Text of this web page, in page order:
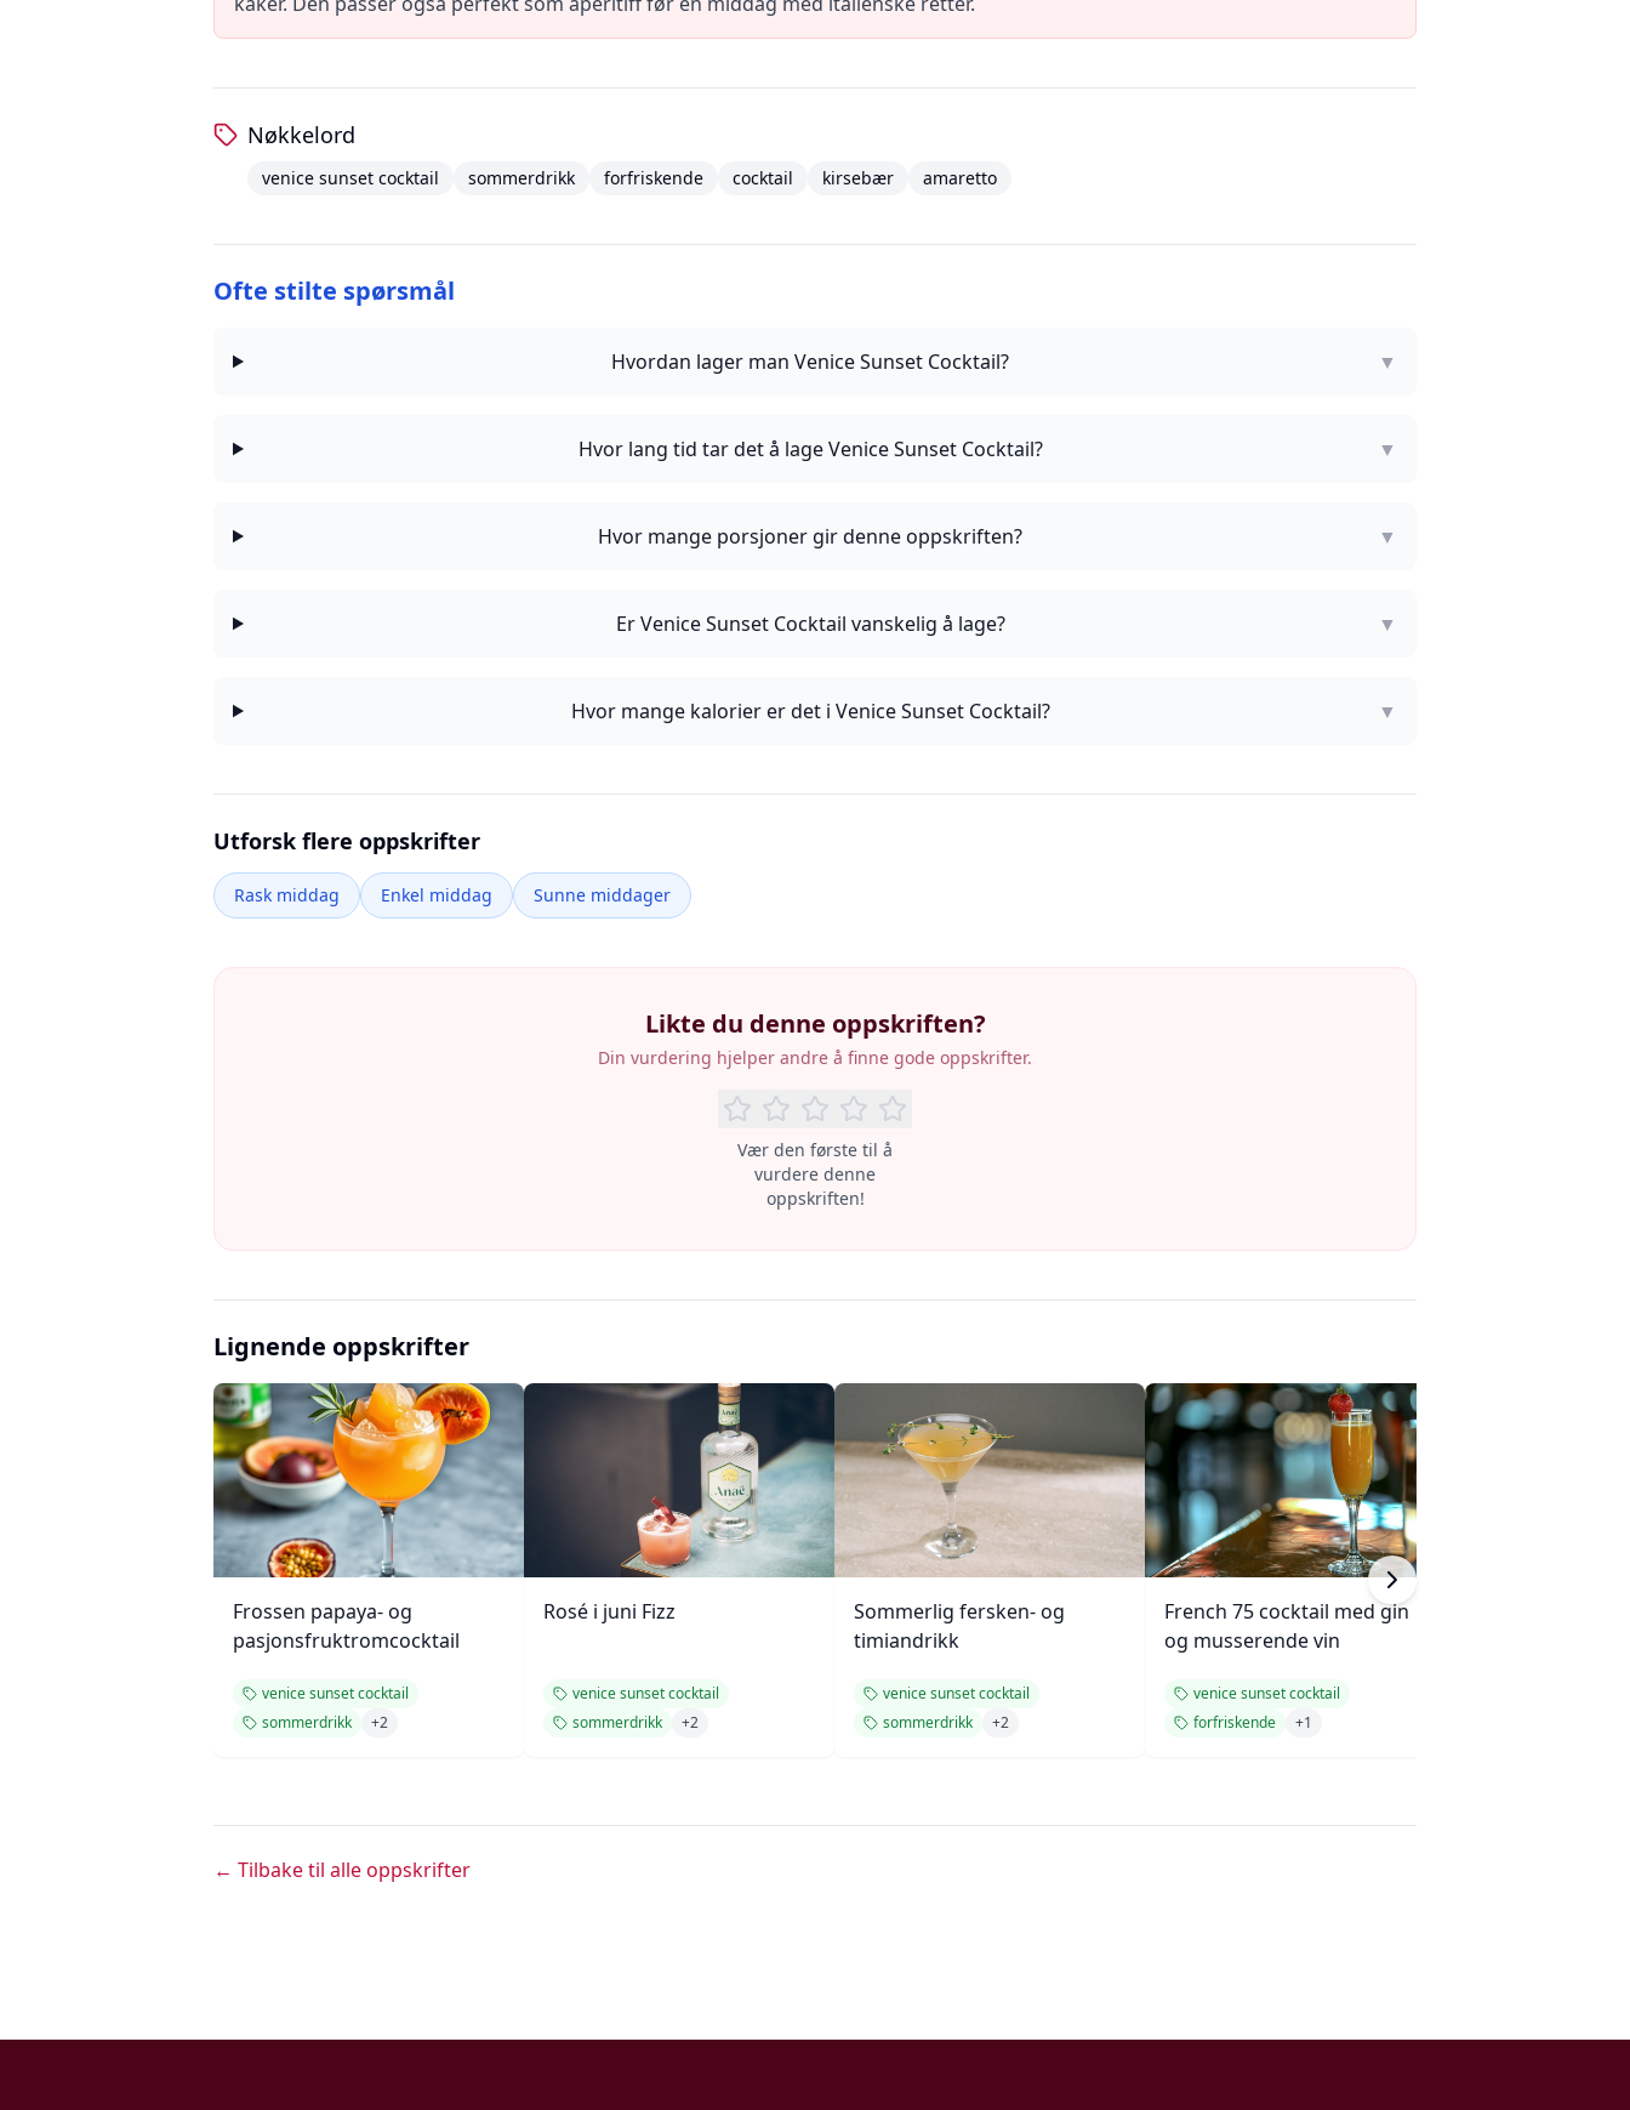
Nøkkelord
venice sunset cocktail sommerdrikk forfriskende cocktail kirsebær amaretto
Ofte stilte spørsmål
Hvordan lager man Venice Sunset Cocktail? ▼
Hvor lang tid tar det å lage Venice Sunset Cocktail? ▼
Hvor mange porsjoner gir denne oppskriften? ▼
Er Venice Sunset Cocktail vanskelig å lage? ▼
Hvor mange kalorier er det i Venice Sunset Cocktail? ▼
Utforsk flere oppskrifter
Rask middag Enkel middag Sunne middager
Likte du denne oppskriften?
Din vurdering hjelper andre å finne gode oppskrifter.
Vær den første til å
vurdere denne
oppskriften!
Lignende oppskrifter
Frossen papaya- og
pasjonsfruktromcocktail
venice sunset cocktail
sommerdrikk
+2
Rosé i juni Fizz
venice sunset cocktail
sommerdrikk
+2
Sommerlig fersken- og
timiandrikk
venice sunset cocktail
sommerdrikk
+2
French 75 cocktail med gin
og musserende vin
venice sunset cocktail
forfriskende
+1
← Tilbake til alle oppskrifter